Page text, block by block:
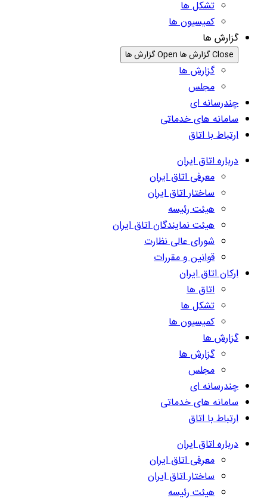
تشکل ها
کمیسیون ها
گزارش ها
Close گزارش ها Open گزارش ها
گزارش ها
مجلس
چندرسانه ای
سامانه های خدماتی
ارتباط با اتاق
درباره اتاق ایران
معرفی اتاق ایران
ساختار اتاق ایران
هیئت رئیسه
هیئت نمایندگان اتاق ایران
شورای عالی نظارت
قوانین و مقررات
ارکان اتاق ایران
اتاق ها
تشکل ها
کمیسیون ها
گزارش ها
گزارش ها
مجلس
چندرسانه ای
سامانه های خدماتی
ارتباط با اتاق
درباره اتاق ایران
معرفی اتاق ایران
ساختار اتاق ایران
هیئت رئیسه